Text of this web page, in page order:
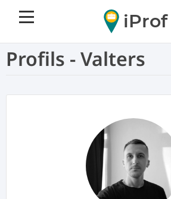
iProf
Profils - Valters